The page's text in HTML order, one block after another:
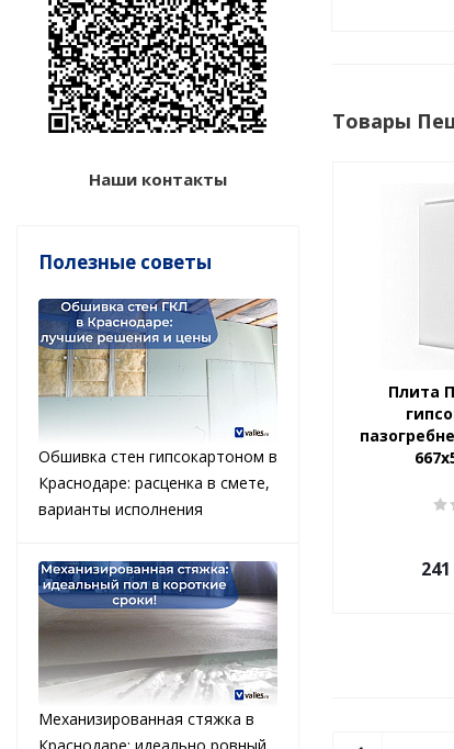
Товары
Плита
241
Наши контакты
Полезные советы
Обшивка стен гипсокартоном в
Краснодаре: расценка в смете,
варианты исполнения
Механизированная стяжка в